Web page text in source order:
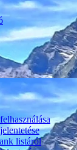
listáról